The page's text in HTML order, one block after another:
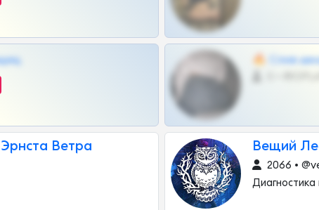
🔥 Слив
Ветра Вещий
2066 •
Диагностика